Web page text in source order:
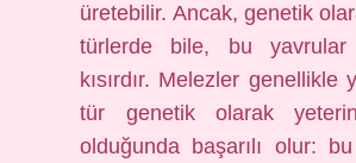
üretebilir. Ancak, genetik
türlerde bile, bu yavrular
kısırdır. Melezler genellikle
tür genetik olarak
olduğunda başarılı olur: